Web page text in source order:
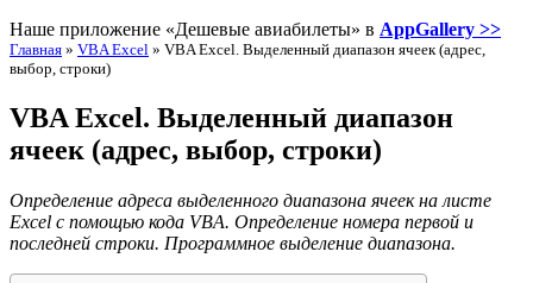
Наше приложение «Дешевые авиабилеты» в AppGallery >>
Главная » VBA Excel » VBA Excel. Выделенный диапазон ячеек (адрес,
выбор, строки)
VBA Excel. Выделенный диапазон
ячеек (адрес, выбор, строки)
Определение адреса выделенного диапазона ячеек на листе
Excel с помощью кода VBA. Определение номера первой и
последней строки. Программное выделение диапазона.